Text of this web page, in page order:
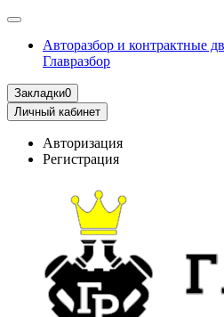
Авторазбор и контрактные
Главразбор
Закладки0
Личный кабинет
Авторизация
Регистрация